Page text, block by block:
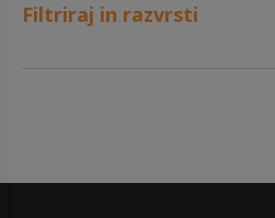
Filtriraj in razvrsti